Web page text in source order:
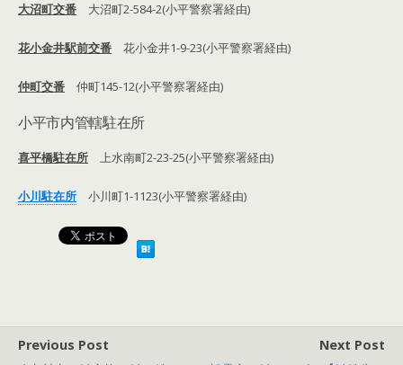
大沼町交番 大沼町2-584-2(小平警察署経由)
花小金井駅前交番 花小金井1-9-23(小平警察署経由)
仲町交番 仲町145-12(小平警察署経由)
小平市内管轄駐在所
喜平橋駐在所 上水南町2-23-25(小平警察署経由)
小川駐在所 小川町1-1123(小平警察署経由)
Previous Post
Next Post